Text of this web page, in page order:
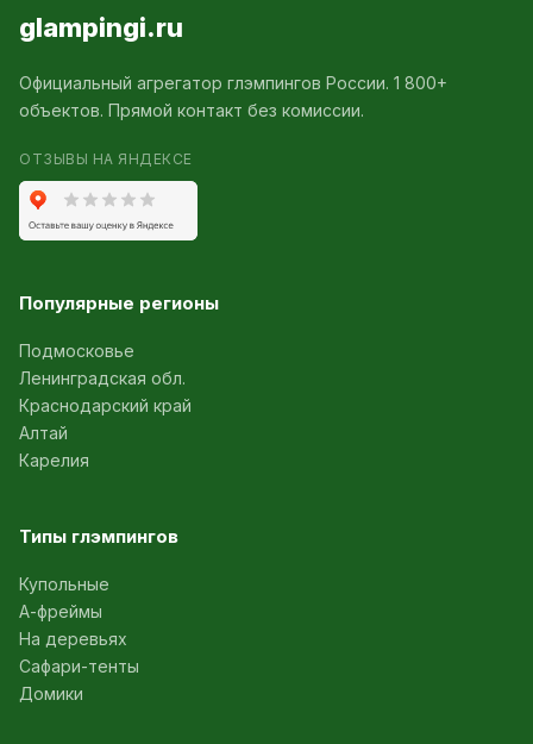
glampingi.ru
Официальный агрегатор глэмпингов России. 1 800+
объектов. Прямой контакт без комиссии.
ОТЗЫВЫ НА ЯНДЕКСЕ
Популярные регионы
Подмосковье
Ленинградская обл.
Краснодарский край
Алтай
Карелия
Типы глэмпингов
Купольные
А-фреймы
На деревьях
Сафари-тенты
Домики